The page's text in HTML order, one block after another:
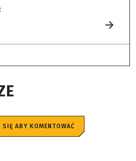
SIĘ ABY KOMENTOWAĆ